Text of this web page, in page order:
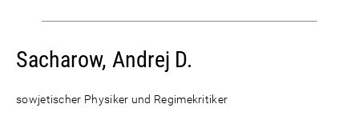
Sacharow, Andrej D.
sowjetischer Physiker und Regimekritiker